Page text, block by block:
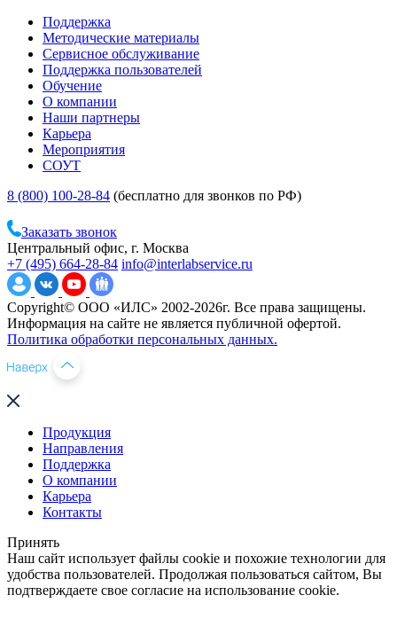
Поддержка
Методические материалы
Сервисное обслуживание
Поддержка пользователей
Обучение
О компании
Наши партнеры
Карьера
Мероприятия
СОУТ
8 (800) 100-28-84 (бесплатно для звонков по РФ)
Заказать звонок
Центральный офис, г. Москва
+7 (495) 664-28-84 info@interlabservice.ru
Copyright© ООО «ИЛС» 2002-2026г. Все права защищены.
Информация на сайте не является публичной офертой.
Политика обработки персональных данных.
Продукция
Направления
Поддержка
О компании
Карьера
Контакты
Принять
Наш сайт использует файлы cookie и похожие технологии для
удобства пользователей. Продолжая пользоваться сайтом, Вы
подтверждаете свое согласие на использование cookie.